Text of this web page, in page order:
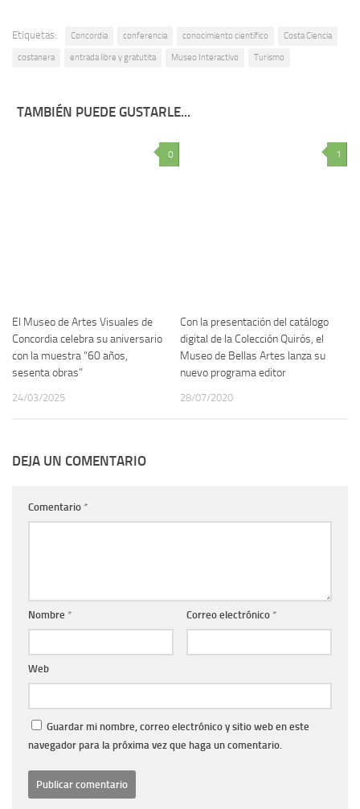
Etiquetas: Concordia conferencia conocimiento científico Costa Ciencia
costanera entrada libre y gratutita Museo Interactivo Turismo
TAMBIÉN PUEDE GUSTARLE...
0
El Museo de Artes Visuales de
Concordia celebra su aniversario
con la muestra “60 años,
sesenta obras”
24/03/2025
1
Con la presentación del catálogo
digital de la Colección Quirós, el
Museo de Bellas Artes lanza su
nuevo programa editor
28/07/2020
DEJA UN COMENTARIO
Comentario *
Nombre * Correo electrónico *
Web
Guardar mi nombre, correo electrónico y sitio web en este
navegador para la próxima vez que haga un comentario.